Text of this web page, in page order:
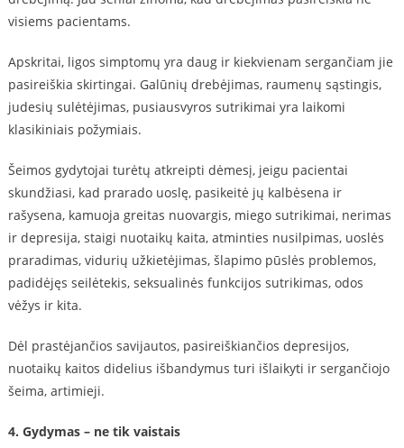
visiems pacientams.
Apskritai, ligos simptomų yra daug ir kiekvienam sergančiam jie
pasireiškia skirtingai. Galūnių drebėjimas, raumenų sąstingis,
judesių sulėtėjimas, pusiausvyros sutrikimai yra laikomi
klasikiniais požymiais.
Šeimos gydytojai turėtų atkreipti dėmesį, jeigu pacientai
skundžiasi, kad prarado uoslę, pasikeitė jų kalbėsena ir
rašysena, kamuoja greitas nuovargis, miego sutrikimai, nerimas
ir depresija, staigi nuotaikų kaita, atminties nusilpimas, uoslės
praradimas, vidurių užkietėjimas, šlapimo pūslės problemos,
padidėjęs seilėtekis, seksualinės funkcijos sutrikimas, odos
vėžys ir kita.
Dėl prastėjančios savijautos, pasireiškiančios depresijos,
nuotaikų kaitos didelius išbandymus turi išlaikyti ir sergančiojo
šeima, artimieji.
4. Gydymas – ne tik vaistais